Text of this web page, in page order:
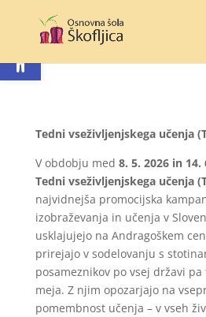
Open toolbar
Tedni vseživljenjskega učenja
V obdobju med 8. 5. 2026 in 14.
Tedni vseživljenjskega učenja
najvidnejša promocijska
izobraževanja in učenja v
usklajujejo na Andragoškem
prirejajo v sodelovanju s
posameznikov po vsej državi
meja. Z njim opozarjajo na
pomembnost učenja – v vseh